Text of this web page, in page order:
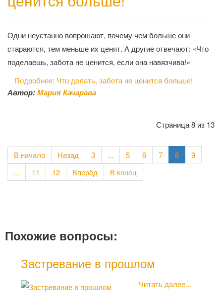
Одни неустанно вопрошают, почему чем больше они
стараются, тем меньше их ценят. А другие отвечают: «Что
поделаешь, забота не ценится, если она навязчива!»
Подробнее: Что делать, забота не ценится больше!
Автор:Мария Качарава
Страница 8 из 13
В начало Назад 3 ... 5 6 7 8
9
...
11 12 Вперёд В конец
Похожие вопросы:
Застревание в прошлом
Читать далее...